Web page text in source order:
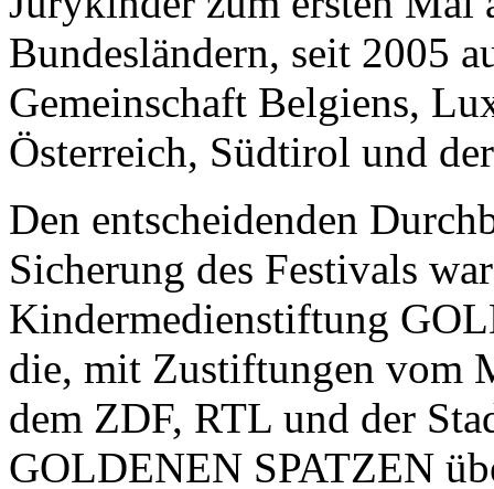
Bundesländern, seit 2005
Gemeinschaft Belgiens,
Österreich, Südtirol und
Den entscheidenden
Sicherung des Festivals
Kindermedienstiftung
die, mit Zustiftungen vom
dem ZDF, RTL und der
GOLDENEN SPATZEN